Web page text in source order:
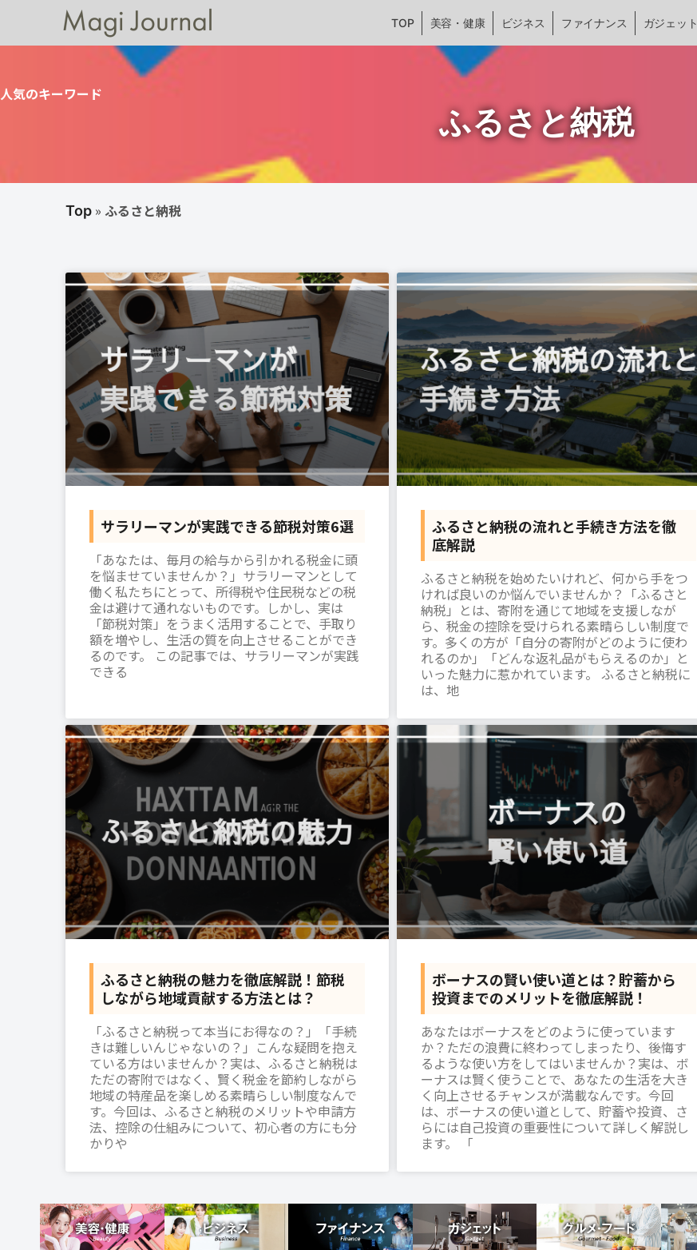
TOP 美容・健康 ビジネス ファイナンス ガジェット
人気のキーワード
ふるさと納税
Top » ふるさと納税
サラリーマンが実践できる節税対策6選
「あなたは、毎月の給与から引かれる税金に頭
を悩ませていませんか？」サラリーマンとして
働く私たちにとって、所得税や住民税などの税
金は避けて通れないものです。しかし、実は
「節税対策」をうまく活用することで、手取り
額を増やし、生活の質を向上させることができ
るのです。 この記事では、サラリーマンが実践
できる
ふるさと納税の流れと手続き方法を徹
底解説
ふるさと納税を始めたいけれど、何から手をつ
ければ良いのか悩んでいませんか？「ふるさと
納税」とは、寄附を通じて地域を支援しなが
ら、税金の控除を受けられる素晴らしい制度で
す。多くの方が「自分の寄附がどのように使わ
れるのか」「どんな返礼品がもらえるのか」と
いった魅力に惹かれています。 ふるさと納税に
は、地
ふるさと納税の魅力を徹底解説！節税
しながら地域貢献する方法とは？
「ふるさと納税って本当にお得なの？」「手続
きは難しいんじゃないの？」こんな疑問を抱え
ている方はいませんか？実は、ふるさと納税は
ただの寄附ではなく、賢く税金を節約しながら
地域の特産品を楽しめる素晴らしい制度なんで
す。今回は、ふるさと納税のメリットや申請方
法、控除の仕組みについて、初心者の方にも分
かりや
ボーナスの賢い使い道とは？貯蓄から
投資までのメリットを徹底解説！
あなたはボーナスをどのように使っています
か？ただの浪費に終わってしまったり、後悔す
るような使い方をしてはいませんか？実は、ボ
ーナスは賢く使うことで、あなたの生活を大き
く向上させるチャンスが満載なんです。今回
は、ボーナスの使い道として、貯蓄や投資、さ
らには自己投資の重要性について詳しく解説し
ます。 「